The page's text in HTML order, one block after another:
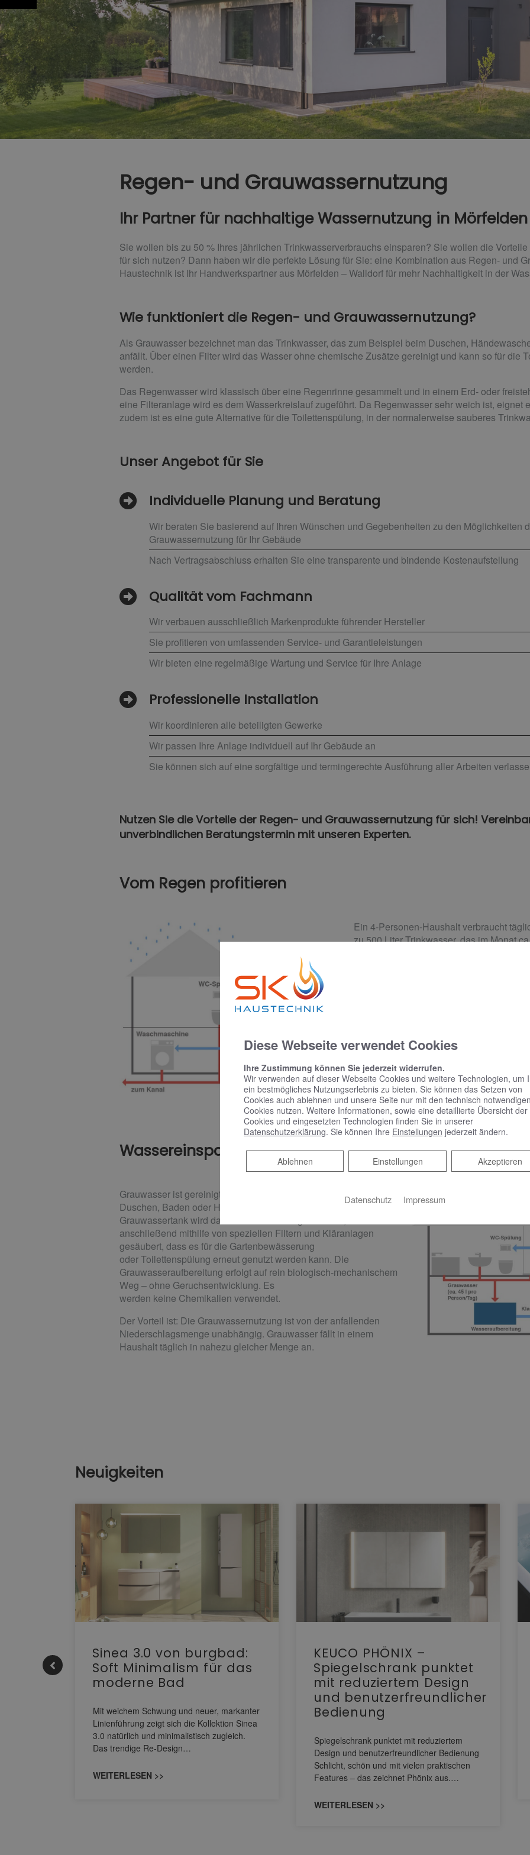
Regen- und Grauwassernutzung
Ihr Partner für nachhaltige Wassernutzung in
Sie wollen bis zu 50 % Ihres jährlichen Trinkwasserverbrauchs einsparen? Sie wollen die
für sich nutzen? Dann haben wir die perfekte Lösung für Sie: eine Kombination aus Regen- und
Haustechnik ist Ihr Handwerkspartner aus Mörfelden – Walldorf für mehr Nachhaltigkeit in der
Wie funktioniert die Regen- und Grauwassernutzung?
Als Grauwasser bezeichnet man das Trinkwasser, das zum Beispiel beim Duschen,
anfällt. Über einen Filter wird das Wasser ohne chemische Zusätze gereinigt und kann so für die
werden.
Das Regenwasser wird klassisch über eine Regenrinne gesammelt und in einem Erd- oder
eine Filteranlage wird es dem Wasserkreislauf zugeführt. Da Regenwasser sehr weich ist, eignet
zudem ist es eine gute Alternative für die Toilettenspülung, in der normalerweise sauberes
Unser Angebot für Sie
Individuelle Planung und Beratung
Wir beraten Sie basierend auf Ihren Wünschen und Gegebenheiten zu den Möglichkeiten
Grauwassernutzung für Ihr Gebäude
Nach Vertragsabschluss erhalten Sie eine transparente und bindende Kostenaufstellung
Qualität vom Fachmann
Wir verbauen ausschließlich Markenprodukte führender Hersteller
Sie profitieren von umfassenden Service- und Garantieleistungen
Wir bieten eine regelmäßige Wartung und Service für Ihre Anlage
Professionelle Installation
Wir koordinieren alle beteiligten Gewerke
Wir passen Ihre Anlage individuell auf Ihr Gebäude an
Sie können sich auf eine sorgfältige und termingerechte Ausführung aller Arbeiten
Nutzen Sie die Vorteile der Regen- und Grauwassernutzung für sich!
unverbindlichen Beratungstermin mit unseren Experten.
Vom Regen profitieren
Ein 4-Personen-Haushalt verbraucht
zu 500 Liter Trinkwasser, das im Monat
Regenwasser für die Toilettenspülung
Bis zu 50 % des Trinkwasserverbrauchs
Regenwassernutzungsanlage
uns an – wir beraten Sie gerne.
Wassereinsparung durch die Nutzung von Grauwasser
Grauwasser ist gereinigtes Schmutzwasser, das z. B. beim
Duschen, Baden oder Händewaschen anfällt. In einem
Grauwassertank wird das Schmutzwasser gesammelt,
anschließend mithilfe von speziellen Filtern und Kläranlagen
gesäubert, dass es für die Gartenbewässerung
oder Toilettenspülung erneut genutzt werden kann. Die
Grauwasseraufbereitung erfolgt auf rein biologisch-mechanischem
Weg – ohne Geruchsentwicklung. Es
werden keine Chemikalien verwendet.
Der Vorteil ist: Die Grauwassernutzung ist von der anfallenden
Niederschlagsmenge unabhängig. Grauwasser fällt in einem
Haushalt täglich in nahezu gleicher Menge an.
Neuigkeiten
Sinea 3.0 von burgbad:
Soft Minimalism für das
moderne Bad
Mit weichem Schwung und neuer, markanter
Linienführung zeigt sich die Kollektion Sinea
3.0 natürlich und minimalistisch zugleich.
Das trendige Re-Design…
WEITERLESEN >>
KEUCO PHÖNIX –
Spiegelschrank punktet
mit reduziertem Design
und benutzerfreundlicher
Bedienung
Spiegelschrank punktet mit reduziertem
Design und benutzerfreundlicher Bedienung
Schlicht, schön und mit vielen praktischen
Features – das zeichnet Phönix aus.…
WEITERLESEN >>
Diese Webseite verwendet Cookies
Ihre Zustimmung können Sie jederzeit widerrufen.
Wir verwenden auf dieser Webseite Cookies und weitere Technologien, um
ein bestmögliches Nutzungserlebnis zu bieten. Sie können das Setzen von
Cookies auch ablehnen und unsere Seite nur mit den technisch
Cookies nutzen. Weitere Informationen, sowie eine detaillierte Übersicht der
Cookies und eingesetzten Technologien finden Sie in unserer
Datenschutzerklärung. Sie können Ihre Einstellungen jederzeit ändern.
Akzeptieren
Einstellungen
Ablehnen
Ablehnen
Datenschutz Impressum